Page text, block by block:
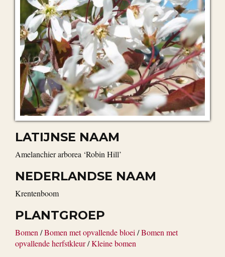
LATIJNSE NAAM
Amelanchier arborea ‘Robin Hill’
NEDERLANDSE NAAM
krentenboom
PLANTGROEP
Bomen /Bomen met opvallende bloei /Bomen met
opvallende herfstkleur/Kleine bomen